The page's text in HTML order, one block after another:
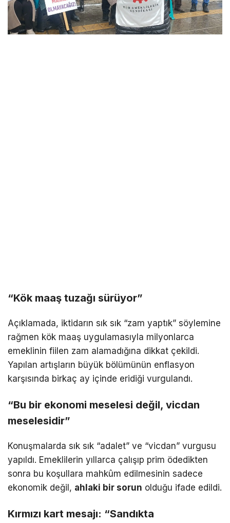
“Kök maaş tuzağı sürüyor”
Açıklamada, iktidarın sık sık “zam yaptık” söylemine
rağmen kök maaş uygulamasıyla milyonlarca
emeklinin fiilen zam alamadığına dikkat çekildi.
Yapılan artışların büyük bölümünün enflasyon
karşısında birkaç ay içinde eridiği vurgulandı.
“Bu bir ekonomi meselesi değil, vicdan
meselesidir”
Konuşmalarda sık sık “adalet” ve “vicdan” vurgusu
yapıldı. Emeklilerin yıllarca çalışıp prim ödedikten
sonra bu koşullara mahkûm edilmesinin sadece
ekonomik değil, ahlaki bir sorun olduğu ifade edildi.
Kırmızı kart mesajı: “Sandıkta